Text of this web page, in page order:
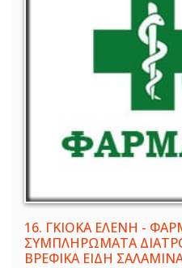
16. ΓΚΙΟΚΑ ΕΛΕΝΗ -
ΣΥΜΠΛΗΡΩΜΑΤΑ
ΒΡΕΦΙΚΑ ΕΙΔΗ